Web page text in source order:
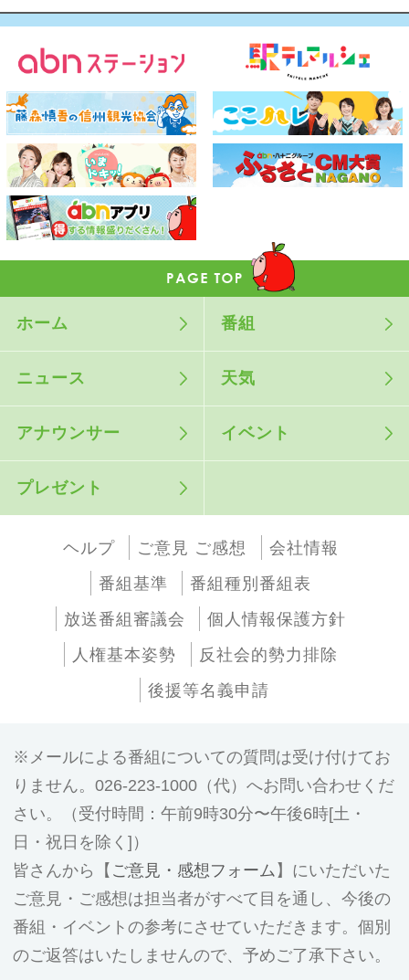
ホーム 番組
ニュース 天気
アナウンサー イベント
プレゼント
ヘルプ ご意見 ご感想
会社情報
番組基準
番組種別番組表
放送番組審議会
個人情報保護方針
人権基本姿勢
反社会的勢力排除
後援等名義申請
メールによる番組についての質問は受け付けてお
りません。026-223-1000（代）へお問い合わせくだ
さい。（受付時間：午前9時30分〜午後6時[土・
日・祝日を除く]）
皆さんから【 ご意見・感想フォーム 】にいただいた
ご意見・ご感想は担当者がすべて目を通し、今後の
番組・イベントの参考にさせていただきます。個別
のご返答はいたしませんので、予めご了承下さい。